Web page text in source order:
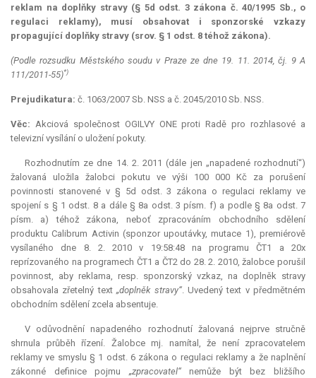
reklam na doplňky stravy (§ 5d odst. 3 zákona č. 40/1995 Sb., o
regulaci reklamy), musí obsahovat i sponzorské vzkazy
propagující doplňky stravy (srov. § 1 odst. 8 téhož zákona).
(Podle rozsudku Městského soudu v Praze ze dne 19. 11. 2014, čj. 9 A
111/2011-55)*)
Prejudikatura: č. 1063/2007 Sb. NSS a č. 2045/2010 Sb. NSS.
Věc: Akciová společnost OGILVY ONE proti Radě pro rozhlasové a
televizní vysílání o uložení pokuty.
Rozhodnutím ze dne 14. 2. 2011 (dále jen „napadené rozhodnutí“)
žalovaná uložila žalobci pokutu ve výši 100 000 Kč za porušení
povinnosti stanovené v § 5d odst. 3 zákona o regulaci reklamy ve
spojení s § 1 odst. 8 a dále § 8a odst. 3 písm. f) a podle § 8a odst. 7
písm. a) téhož zákona, neboť zpracováním obchodního sdělení
produktu Calibrum Activin (sponzor upoutávky, mutace 1), premiérově
vysílaného dne 8. 2. 2010 v 19:58:48 na programu ČT1 a 20x
reprízovaného na programech ČT1 a ČT2 do 28. 2. 2010, žalobce porušil
povinnost, aby reklama, resp. sponzorský vzkaz, na doplněk stravy
obsahovala zřetelný text„doplněk stravy“. Uvedený text v předmětném
obchodním sdělení zcela absentuje.
V odůvodnění napadeného rozhodnutí žalovaná nejprve stručně
shrnula průběh řízení. Žalobce mj. namítal, že není zpracovatelem
reklamy ve smyslu § 1 odst. 6 zákona o regulaci reklamy a že naplnění
zákonné definice pojmu „zpracovatel“nemůže být bez bližšího